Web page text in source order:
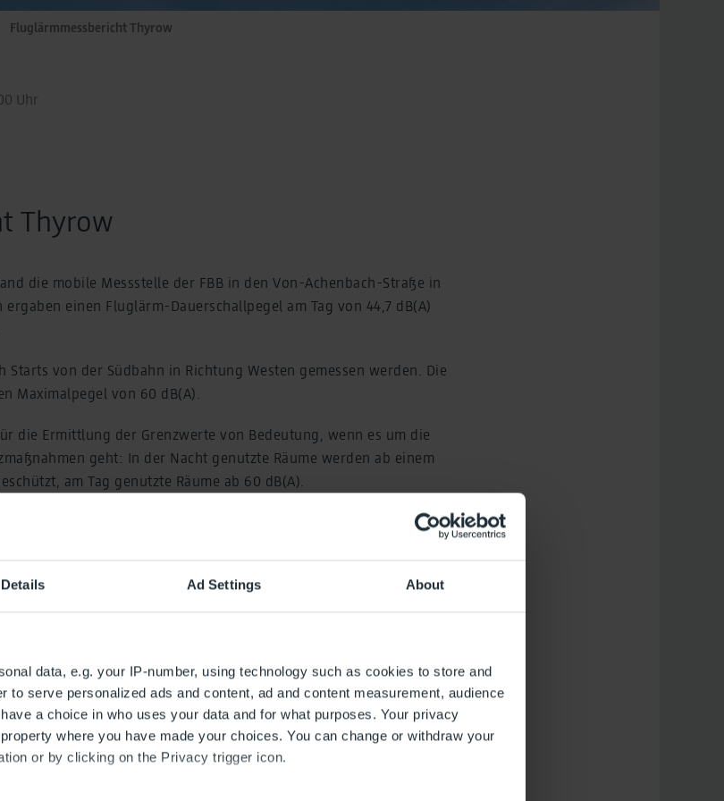
Details Ad Settings About
data, e.g. your IP-number, using technology such as cookies to store and
to serve personalized ads and content, ad and content measurement, audience
a choice in who uses your data and for what purposes. Your privacy
where you have made your choices. You can change or withdraw your
or by clicking on the Privacy trigger icon.
Fluglärmmessbericht Thyrow
Uhr
Thyrow
die mobile Messstelle der FBB in den Von-Achenbach-Straße in
einen Fluglärm-Dauerschallpegel am Tag von 44,7 dB(A)
von der Südbahn in Richtung Westen gemessen werden. Die
Maximalpegel von 60 dB(A).
die Ermittlung der Grenzwerte von Bedeutung, wenn es um die
geht: In der Nacht genutzte Räume werden ab einem
am Tag genutzte Räume ab 60 dB(A).